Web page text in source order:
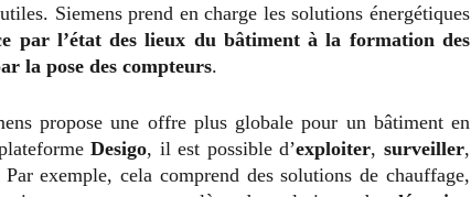
Siemens prend en charge les solutions énergétiques
par l’état des lieux du bâtiment à la formation des
la pose des compteurs.
propose une offre plus globale pour un bâtiment en
Desigo, il est possible d’exploiter,surveiller,
exemple, cela comprend des solutions de chauffage,